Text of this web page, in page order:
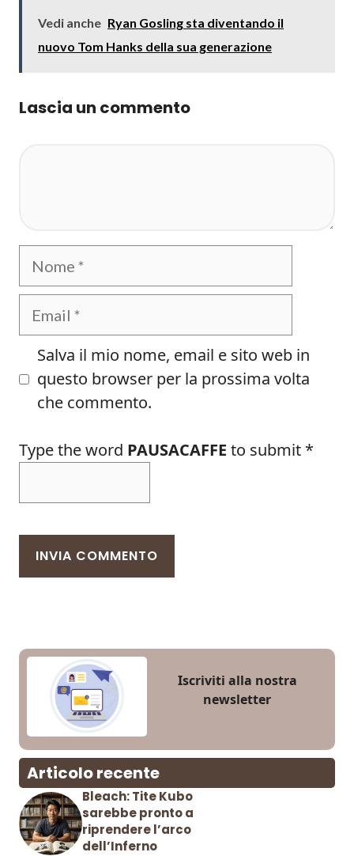
Vedi anche Ryan Gosling sta diventando il
nuovo Tom Hanks della sua generazione
Lascia un commento
Nome
Email
Salva il mio nome, email e sito web in
questo browser per la prossima volta
che commento.
Type the word PAUSACAFFE to submit *
Iscriviti alla nostra
newsletter
Articolo recente
Bleach: Tite Kubo
sarebbe pronto a
riprendere l’arco
dell’Inferno